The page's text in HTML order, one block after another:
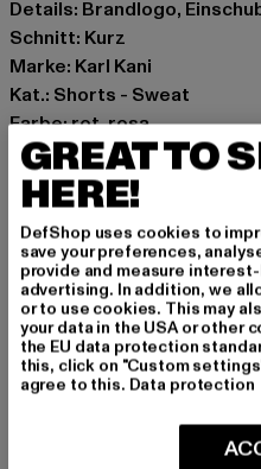
Details: Brandlogo,
Schnitt: Kurz
Marke: Karl Kani
Kat.: Shorts - Sweat
Farbe: rot, rosa
Hersteller Farbe: rose
Polyester
Art.Nr: KW262-027-01075
Hersteller: Urban Styles
Schanzenstraße 41 | 51063
GRÖSSE & PASSFORM
GREAT TO
HERE!
DefShop uses cookies to
save your preferences,
provide and measure
advertising. In addition, we
or to use cookies. This may
your data in the USA or other
the EU data protection
this, click on "Custom
agree to this. Data protection